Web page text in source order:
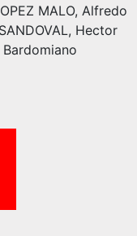
MALO, Alfredo
, Hector
Bardomiano